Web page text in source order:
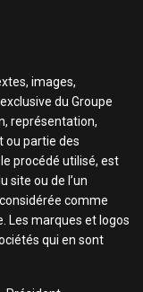
images,
du Groupe
représentation,
ou partie des
procédé utilisé, est
site ou de l’un
comme
Les marques et logos
qui en sont